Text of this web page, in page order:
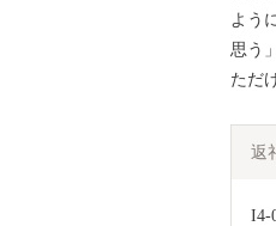
よう
思う
ただ
返
I4-